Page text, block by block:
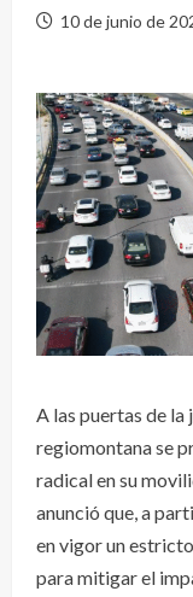
10 de junio de
A las puertas de
regiomontana se
radical en su
anunció que, a
en vigor un
para mitigar el